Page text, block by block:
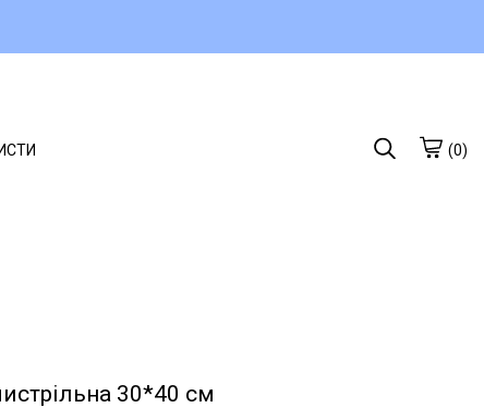
(0)
30*40 см